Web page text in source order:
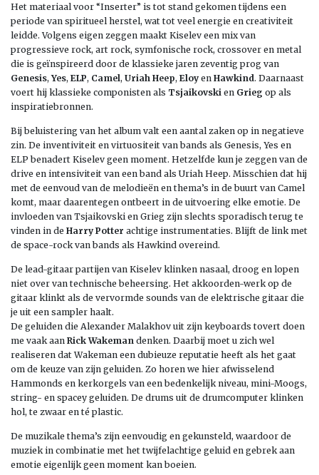
Het materiaal voor “Inserter” is tot stand gekomen tijdens een
periode van spiritueel herstel, wat tot veel energie en creativiteit
leidde. Volgens eigen zeggen maakt Kiselev een mix van
progressieve rock, art rock, symfonische rock, crossover en metal
die is geïnspireerd door de klassieke jaren zeventig prog van
Genesis,Yes, ELP, Camel , Uriah Heep, Eloyen Hawkind . Daarnaast
voert hij klassieke componisten als Tsjaikovski en Grieg op als
inspiratiebronnen.
Bij beluistering van het album valt een aantal zaken op in negatieve
zin. De inventiviteit en virtuositeit van bands als Genesis, Yes en
ELP benadert Kiselev geen moment. Hetzelfde kun je zeggen van de
drive en intensiviteit van een band als Uriah Heep. Misschien dat hij
met de eenvoud van de melodieën en thema’s in de buurt van Camel
komt, maar daarentegen ontbeert in de uitvoering elke emotie. De
invloeden van Tsjaikovski en Grieg zijn slechts sporadisch terug te
vinden in de Harry Potter achtige instrumentaties. Blijft de link met
de space-rock van bands als Hawkind overeind.
De lead-gitaar partijen van Kiselev klinken nasaal, droog en lopen
niet over van technische beheersing. Het akkoorden-werk op de
gitaar klinkt als de vervormde sounds van de elektrische gitaar die
je uit een sampler haalt.
De geluiden die Alexander Malakhov uit zijn keyboards tovert doen
me vaak aan Rick Wakeman denken. Daarbij moet u zich wel
realiseren dat Wakeman een dubieuze reputatie heeft als het gaat
om de keuze van zijn geluiden. Zo horen we hier afwisselend
Hammonds en kerkorgels van een bedenkelijk niveau, mini-Moogs,
string- en spacey geluiden. De drums uit de drumcomputer klinken
hol, te zwaar en té plastic.
De muzikale thema’s zijn eenvoudig en gekunsteld, waardoor de
muziek in combinatie met het twijfelachtige geluid en gebrek aan
emotie eigenlijk geen moment kan boeien.